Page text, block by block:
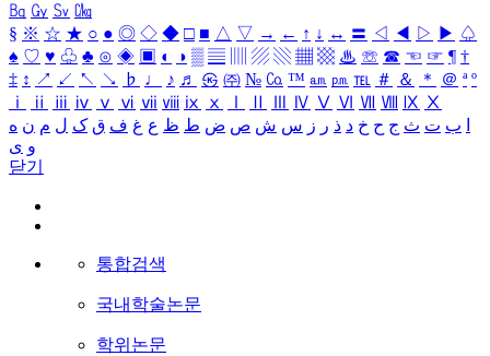
㏃ ㏉ ㏜ ㏆
§ ※ ☆ ★ ○ ● ◎ ◇ ◆ □ ■ △ ▽ → ← ↑ ↓ ↔ 〓 ◁ ◀ ▷ ▶ ♤
♠ ♡ ♥ ♧ ♣ ⊙ ◈ ▣ ◐ ◑ ▒ ▤ ▨ ▧ ▦ ▩ ♨ ☏ ☎ ☜ ☞ ¶ †
‡ ↕ ↗ ↙ ↖ ↘ ♭ ♩ ♪ ♬ ㉿ ㈜ № ㏇ ™ ㏂ ㏘ ℡ ＃ ＆ ＊ ＠ ª º
ⅰ
ⅱ ⅲ ⅳ ⅴ ⅵ ⅶ ⅷ ⅸ ⅹ Ⅳ Ⅴ Ⅵ Ⅶ Ⅷ Ⅸ Ⅹ
ب ت ث ج ح خ د ذ ر ز س ش ص ض ط ظ ع غ ف ق ک ل م ن ه
و ی
닫기
통합검색
국내학술논문
학위논문